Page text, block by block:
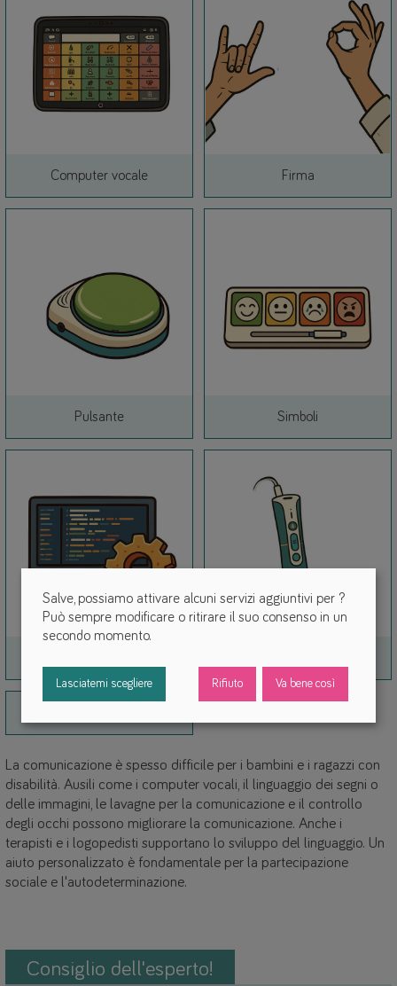
Computer vocaleLink FirmaLink
PulsanteLink Simboli
La comunicazione è spesso difficile per i bambini e i ragazzi con
disabilità. Ausili come i computer vocali, il linguaggio dei segni o
delle immagini, le lavagne per la comunicazione e il controllo
degli occhi possono migliorare la comunicazione. Anche i
terapisti e i logopedisti supportano lo sviluppo del linguaggio. Un
aiuto personalizzato è fondamentale per la partecipazione
sociale e l'autodeterminazione.
Consiglio dell'esperto!
Salve, possiamo attivare alcuni servizi aggiuntivi per ?
Può sempre modificare o ritirare il suo consenso in un
secondo momento.
Lasciatemi scegliere Rifiuto Va bene così